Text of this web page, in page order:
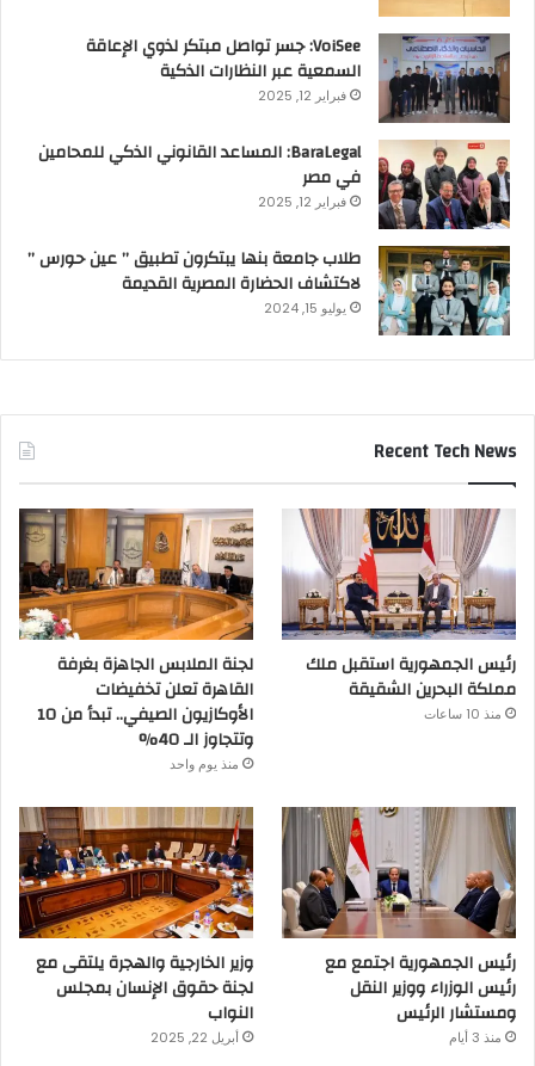
VoiSee: جسر تواصل مبتكر لذوي الإعاقة
السمعية عبر النظارات الذكية
فبراير 12, 2025
BaraLegal: المساعد القانوني الذكي للمحامين
في مصر
فبراير 12, 2025
طلاب جامعة بنها يبتكرون تطبيق ” عين حورس ”
لاكتشاف الحضارة المصرية القديمة
يوليو 15, 2024
Recent Tech News
رئيس الجمهورية استقبل ملك
مملكة البحرين الشقيقة
منذ 10 ساعات
لجنة الملابس الجاهزة بغرفة
القاهرة تعلن تخفيضات
الأوكازيون الصيفي.. تبدأ من 10
وتتجاوز الـ 40%
منذ يوم واحد
رئيس الجمهورية اجتمع مع
رئيس الوزراء ووزير النقل
ومستشار الرئيس
منذ 3 أيام
وزير الخارجية والهجرة يلتقى مع
لجنة حقوق الإنسان بمجلس
النواب
أبريل 22, 2025